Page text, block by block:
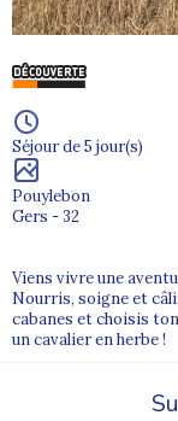
Séjour de 5 jour(s)
Pouylebon
Gers - 32
Viens vivre une
Nourris, soigne et
cabanes et choisis
un cavalier en herbe !